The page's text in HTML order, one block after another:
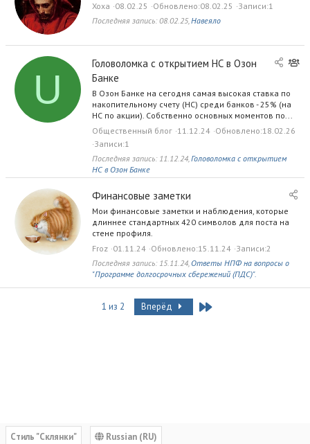
Xoxa 08.02.25 Обновлено 08.02.25 Записи 1
Последняя запись:08.02.25,Навеяло
U
О
н
ы
Головоломка с открытием НС в Озон
Банке
В Озон Банке на сегодня самая высокая ставка по
накопительному счету (НС) среди банков - 25% (на
НС по акции). Собственно основных моментов по...
Общественный блог 11.12.24 Обновлено 18.02.26
Записи 1
Последняя запись: 11.12.24,Головоломка с открытием
НС в Озон Банке
Финансовые заметки
Мои финансовые заметки и наблюдения, которые
длиннее стандартных 420 символов для поста на
стене профиля.
Froz 01.11.24 Обновлено 15.11.24 Записи 2
Последняя запись: 15.11.24, Ответы НПФ на вопросы о
"Программе долгосрочных сбережений (ПДС)".
1 из 2 Вперёд Last
Cтиль "Склянки" Russian (RU)